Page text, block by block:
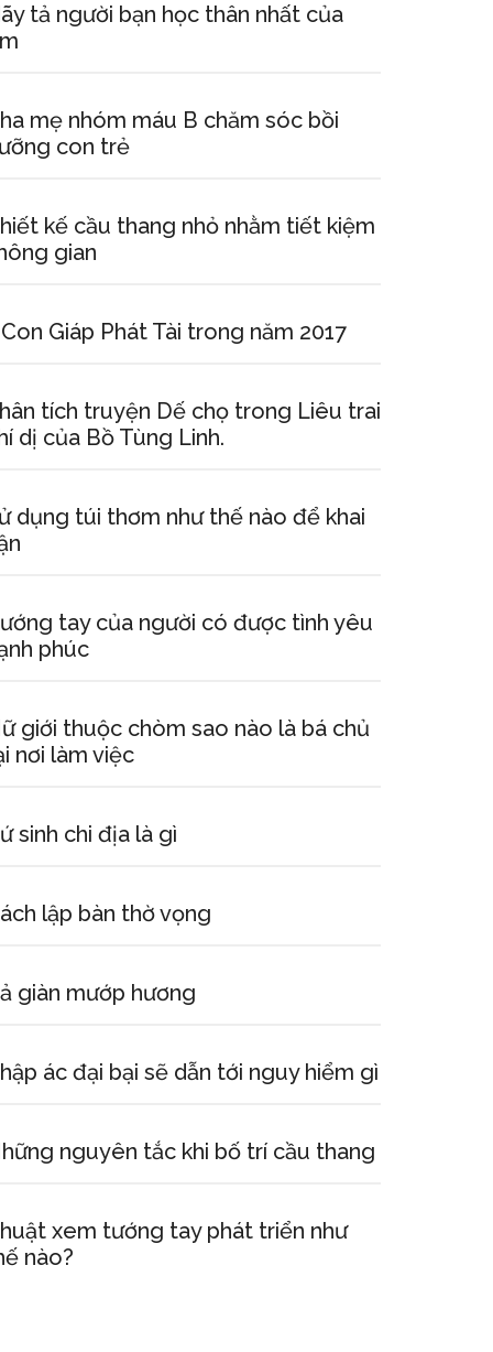
tả người bạn học thân nhất của
mẹ nhóm máu B chăm sóc bồi
con trẻ
kế cầu thang nhỏ nhằm tiết kiệm
gian
Giáp Phát Tài trong năm 2017
tích truyện Dế chọ trong Liêu trai
dị của Bồ Tùng Linh.
dụng túi thơm như thế nào để khai
tay của người có được tình yêu
phúc
giới thuộc chòm sao nào là bá chủ
nơi làm việc
sinh chi địa là gì
lập bàn thờ vọng
giàn mướp hương
ác đại bại sẽ dẫn tới nguy hiểm gì
nguyên tắc khi bố trí cầu thang
xem tướng tay phát triển như
nào?